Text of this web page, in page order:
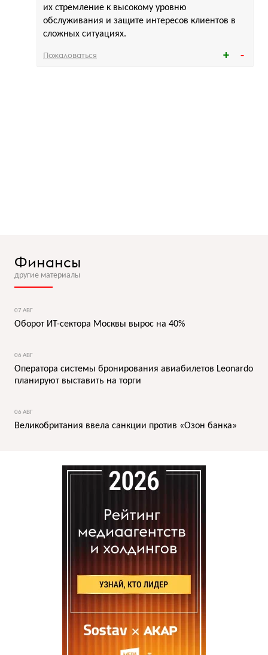
их стремление к высокому уровню
обслуживания и защите интересов клиентов в
сложных ситуациях.
Пожаловаться
Финансы
другие материалы
07 АВГ
Оборот ИТ-сектора Москвы вырос на 40%
06 АВГ
Оператора системы бронирования авиабилетов Leonardo
планируют выставить на торги
06 АВГ
Великобритания ввела санкции против «Озон банка»